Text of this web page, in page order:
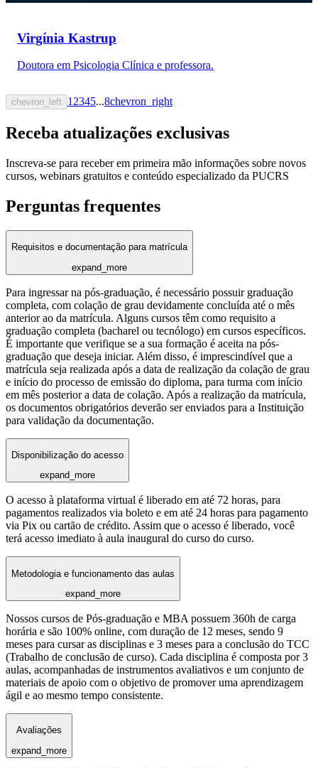
Virgínia Kastrup
Doutora em Psicologia Clínica e professora.
chevron_left 1 2345...8chevron_right
Receba atualizações exclusivas
Inscreva-se para receber em primeira mão informações sobre novos
cursos, webinars gratuitos e conteúdo especializado da PUCRS
Perguntas frequentes
Requisitos e documentação para matrícula
expand_more
Para ingressar na pós-graduação, é necessário possuir graduação
completa, com colação de grau devidamente concluída até o mês
anterior ao da matrícula. Alguns cursos têm como requisito a
graduação completa (bacharel ou tecnólogo) em cursos específicos.
É importante que verifique se a sua formação é aceita na pós-
graduação que deseja iniciar. Além disso, é imprescindível que a
matrícula seja realizada após a data de realização da colação de grau
e início do processo de emissão do diploma, para turma com início
em mês posterior a data de colação. Após a realização da matrícula,
os documentos obrigatórios deverão ser enviados para a Instituição
para validação da documentação.
Disponibilização do acesso
expand_more
O acesso à plataforma virtual é liberado em até 72 horas, para
pagamentos realizados via boleto e em até 24 horas para pagamento
via Pix ou cartão de crédito. Assim que o acesso é liberado, você
terá acesso imediato à aula inaugural do curso do curso.
Metodologia e funcionamento das aulas
expand_more
Nossos cursos de Pós-graduação e MBA possuem 360h de carga
horária e são 100% online, com duração de 12 meses, sendo 9
meses para cursar as disciplinas e 3 meses para a conclusão do TCC
(Trabalho de conclusão de curso). Cada disciplina é composta por 3
aulas, acompanhadas de instrumentos avaliativos e um conjunto de
materiais de apoio com o objetivo de promover uma aprendizagem
ágil e ao mesmo tempo consistente.
Avaliações
expand_more